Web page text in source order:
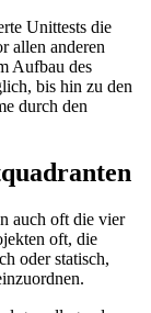
Unittests die
allen anderen
Aufbau des
bis hin zu den
durch den
auch oft die vier
oft, die
oder statisch,